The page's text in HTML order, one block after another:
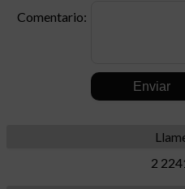
Comentario:
2